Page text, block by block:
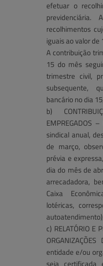
efetuar o
recolhimentos
iguais ao valor
A contribuição
15 do mês
trimestre civil,
subsequente,
bancário no dia
b)
EMPREGADOS
sindical anual,
de março,
prévia e
dia do mês de
arrecadadora,
Caixa
lotéricas,
c) RELATÓRIO E
entidade e/ou